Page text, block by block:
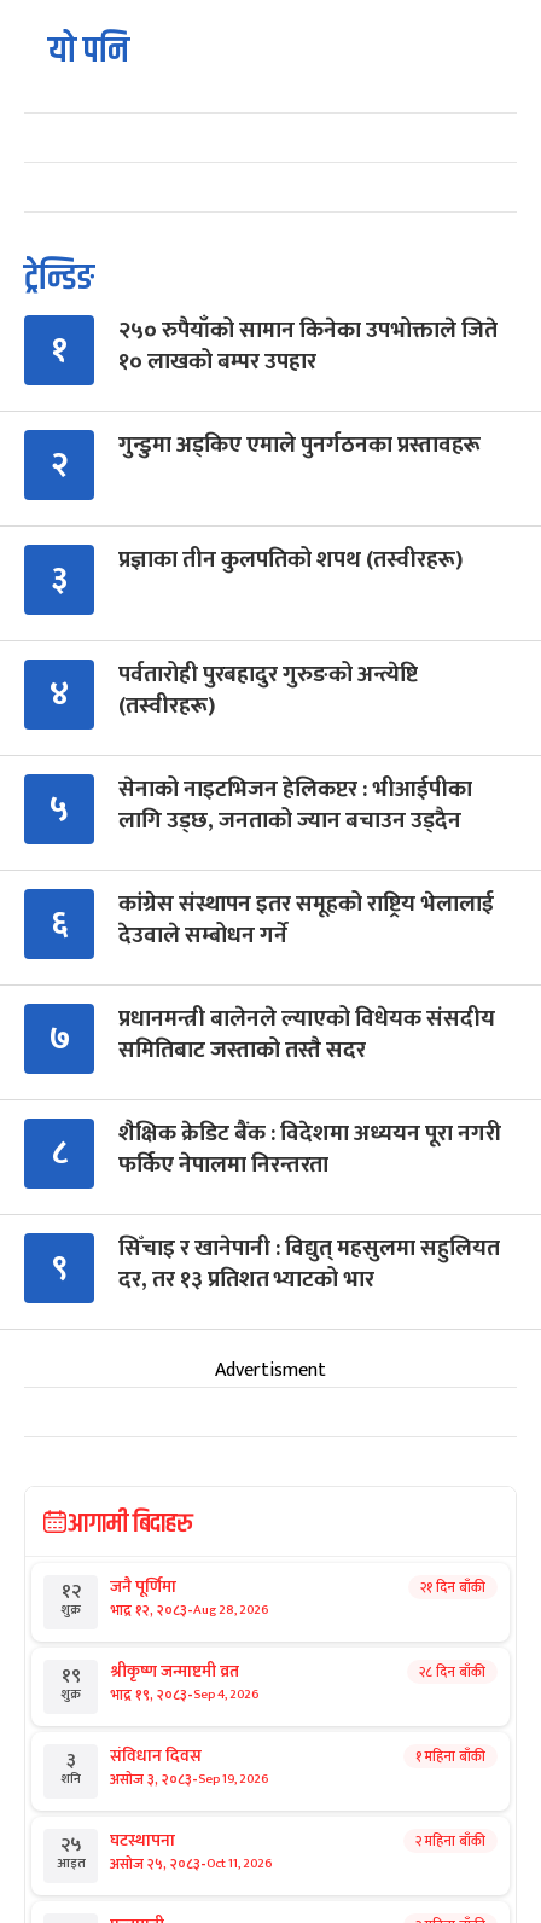
यो पनि
ट्रेन्डिङ
१
२५० रुपैयाँको सामान किनेका उपभोक्ताले जिते
१० लाखको बम्पर उपहार
२ गुन्डुमा अड्किए एमाले पुनर्गठनका प्रस्तावहरू
३ प्रज्ञाका तीन कुलपतिको शपथ (तस्वीरहरू)
४
पर्वतारोही पुरबहादुर गुरुङको अन्त्येष्टि
(तस्वीरहरू)
५
सेनाको नाइटभिजन हेलिकप्टर : भीआईपीका
लागि उड्छ, जनताको ज्यान बचाउन उड्दैन
६
कांग्रेस संस्थापन इतर समूहको राष्ट्रिय भेलालाई
देउवाले सम्बोधन गर्ने
७
प्रधानमन्त्री बालेनले ल्याएको विधेयक संसदीय
समितिबाट जस्ताको तस्तै सदर
८
शैक्षिक क्रेडिट बैंक : विदेशमा अध्ययन पूरा नगरी
फर्किए नेपालमा निरन्तरता
९
सिँचाइ र खानेपानी : विद्युत् महसुलमा सहुलियत
दर, तर १३ प्रतिशत भ्याटको भार
Advertisment
आगामी बिदाहरु
१२
शुक्र
जनै पूर्णिमा
भाद्र १२, २०८३-Aug 28, 2026
२१ दिन बाँकी
१९
शुक्र
श्रीकृष्ण जन्माष्टमी व्रत
भाद्र १९, २०८३-Sep 4, 2026
२८ दिन बाँकी
३
शनि
संविधान दिवस
असोज ३, २०८३-Sep 19, 2026
१ महिना बाँकी
२५
आइत
घटस्थापना
असोज २५, २०८३-Oct 11, 2026
२ महिना बाँकी